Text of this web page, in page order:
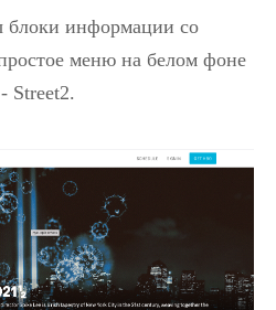
блоки информации со
меню на белом фоне
Street2.